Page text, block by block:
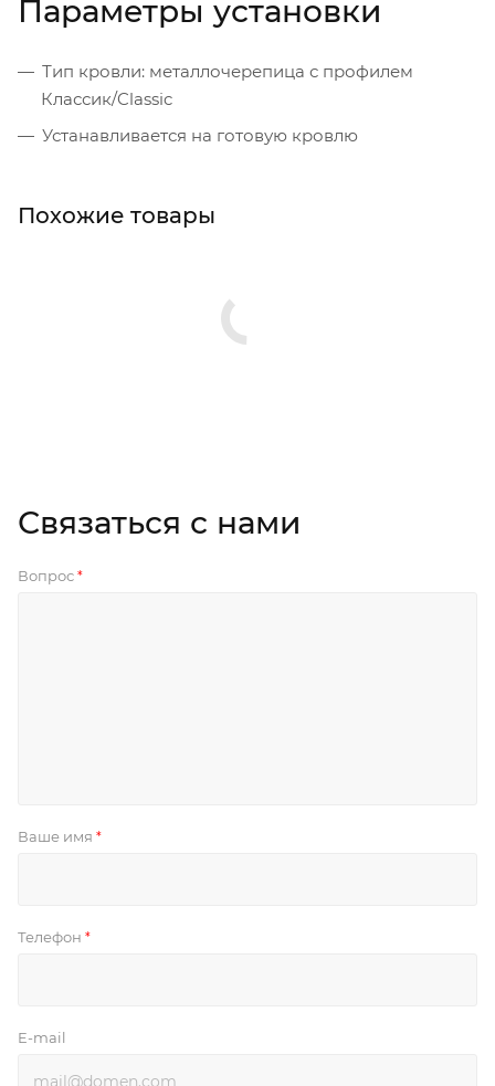
Параметры установки
Тип кровли: металлочерепица с профилем
Классик/Classic
Устанавливается на готовую кровлю
Похожие товары
Связаться с нами
Вопрос *
Ваше имя *
Телефон *
E-mail